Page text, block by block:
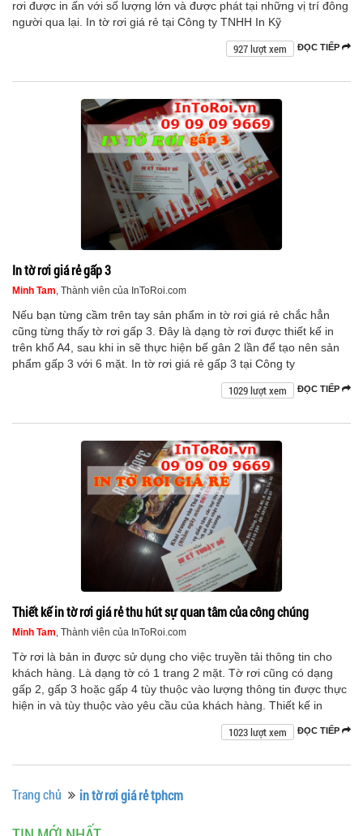
rơi được in ấn với số lượng lớn và được phát tại những vị trí đông
người qua lại. In tờ rơi giá rẻ tại Công ty TNHH In Kỹ
ĐỌC TIẾP
927 lượt xem
In tờ rơi giá rẻ gấp 3
Minh Tam , Thành viên của InToRoi.com
Nếu bạn từng cầm trên tay sản phẩm in tờ rơi giá rẻ chắc hẳn
cũng từng thấy tờ rơi gấp 3. Đây là dạng tờ rơi được thiết kế in
trên khổ A4, sau khi in sẽ thực hiện bế gân 2 lần để tạo nên sản
phẩm gấp 3 với 6 mặt. In tờ rơi giá rẻ gấp 3 tại Công ty
ĐỌC TIẾP
1029 lượt xem
Thiết kế in tờ rơi giá rẻ thu hút sự quan tâm của công chúng
Minh Tam , Thành viên của InToRoi.com
Tờ rơi là bản in được sử dụng cho việc truyền tải thông tin cho
khách hàng. Là dạng tờ có 1 trang 2 mặt. Tờ rơi cũng có dạng
gấp 2, gấp 3 hoặc gấp 4 tùy thuộc vào lượng thông tin được thực
hiện in và tùy thuộc vào yêu cầu của khách hàng. Thiết kế in
ĐỌC TIẾP
1023 lượt xem
Trang chủ in tờ rơi giá rẻ tphcm